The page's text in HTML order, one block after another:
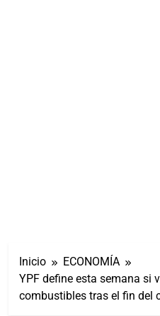
Inicio
ECONOMÍA
YPF define esta semana si
combustibles tras el fin del